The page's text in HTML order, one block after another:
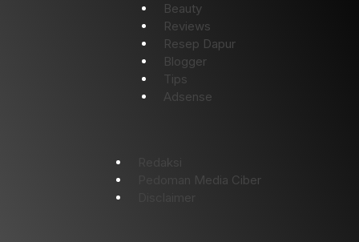
Beauty
Reviews
Resep Dapur
Blogger
Tips
Adsense
Redaksi
Pedoman Media Ciber